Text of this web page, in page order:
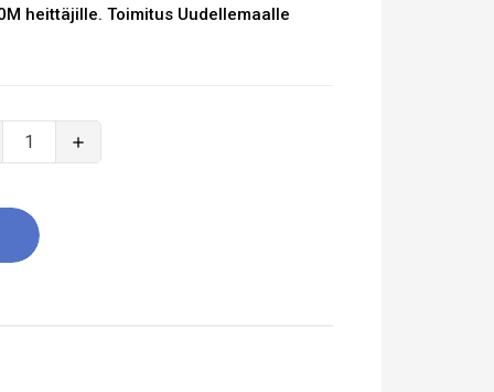
heittäjille. Toimitus Uudellemaalle